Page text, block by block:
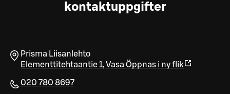
kontaktuppgifter
Prisma Liisanlehto
Elementtitehtaantie 1,Vasa Öppnas i ny flik
020 780 8697